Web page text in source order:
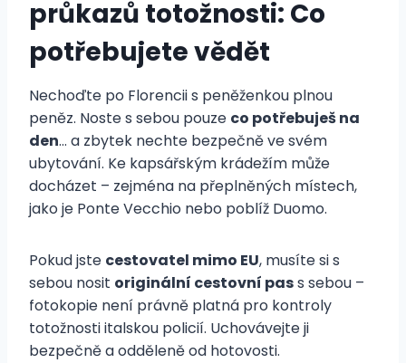
průkazů totožnosti: Co
potřebujete vědět
Nechoďte po Florencii s peněženkou plnou
peněz. Noste s sebou pouze co potřebuješ na
den... a zbytek nechte bezpečně ve svém
ubytování. Ke kapsářským krádežím může
docházet – zejména na přeplněných místech,
jako je Ponte Vecchio nebo poblíž Duomo.
Pokud jste cestovatel mimo EU, musíte si s
sebou nosit originální cestovní pass sebou –
fotokopie není právně platná pro kontroly
totožnosti italskou policií. Uchovávejte ji
bezpečně a odděleně od hotovosti.